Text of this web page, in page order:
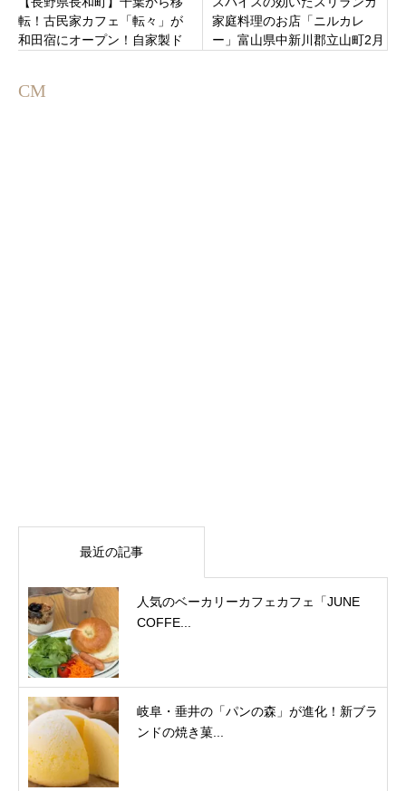
転！古民家カフェ「転々」が
和田宿にオープン！自家製ド
家庭料理のお店「ニルカレ
ー」富山県中新川郡立山町2月
CM
最近の記事
人気のベーカリーカフェカフェ「JUNE
COFFE...
岐阜・垂井の「パンの森」が進化！新ブラ
ンドの焼き菓...